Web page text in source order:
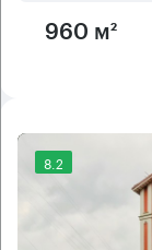
960 м²
8.2